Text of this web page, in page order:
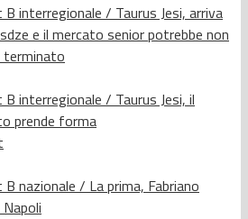
B interregionale / Taurus Jesi, arriva
e il mercato senior potrebbe non
terminato
B interregionale / Taurus Jesi, il
prende forma
B nazionale / La prima, Fabriano